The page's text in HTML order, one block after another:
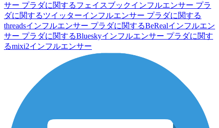
サー プラダに関するフェイスブックインフルエンサー プラ
ダに関するツイッターインフルエンサー プラダに関する
threadsインフルエンサー プラダに関するBeRealインフルエン
サー プラダに関するBlueskyインフルエンサー プラダに関す
るmixi2インフルエンサー